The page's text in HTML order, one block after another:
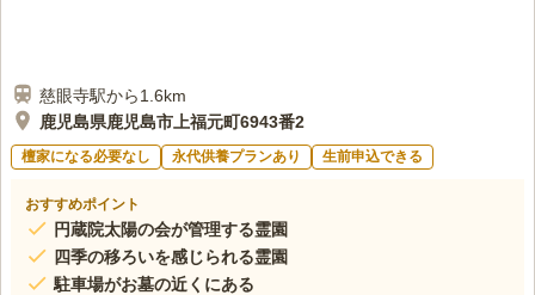
慈眼寺駅から1.6km
鹿児島県鹿児島市上福元町6943番2
檀家になる必要なし 永代供養プランあり 生前申込できる
おすすめポイント
円蔵院太陽の会が管理する霊園
四季の移ろいを感じられる霊園
駐車場がお墓の近くにある